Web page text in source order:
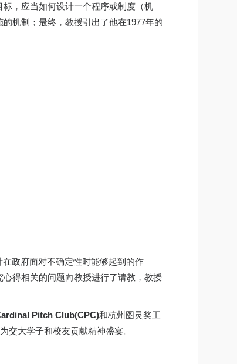
，应当如何设计一个程序或制度（机
机制；最终，教授引出了他在1977年的
政府面对不确定性时能够起到的作
得相关的问题向教授进行了请教，教授
Pitch Club(CPC)和杭州图灵奖工
交大学子和校友贡献精神盛宴。